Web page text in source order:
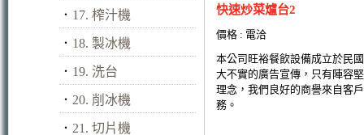
． 17. 榨汁機
． 18. 製冰機
． 19. 洗台
． 20. 削冰機
． 21. 切片機
快速炒菜爐台2
價格 : 電洽
本公司旺裕餐飲設備成立於民
大不實的廣告宣傳，只有陣容
理念，我們良好的商譽來自客
務。